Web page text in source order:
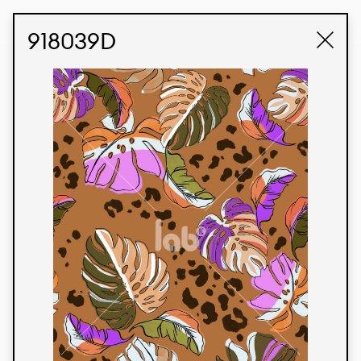
918039D
Produtos
Temos orgulho de expressar nossa identidade
brasileira por meio de nossos tecidos e estampas
personalizadas, trabalhando em colaboração
com nossos clientes e dando vida aos seus
conceitos e criações. Nossa extensa linha de
produtos tem opções para diferentes mercados.
Oferecemos também tecidos ecológicos e
tecnológicos que podem ser acabados em
qualquer cor sólida ou impressão digital.
Cores